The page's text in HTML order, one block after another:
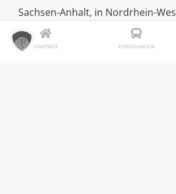
STARTSEITE KONFIGURATOR
Sachsen-Anhalt, in Nordrhein-
Großraum Salzgitter sowie in